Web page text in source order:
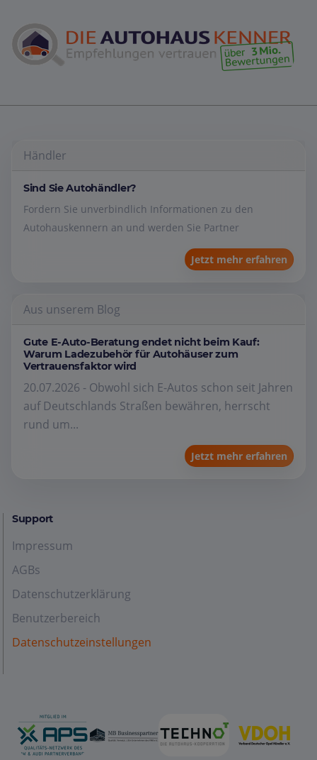
Händler
Sind Sie Autohändler?
Fordern Sie unverbindlich Informationen zu den
Autohauskennern an und werden Sie Partner
Jetzt mehr erfahren
Aus unserem Blog
Gute E-Auto-Beratung endet nicht beim Kauf:
Warum Ladezubehör für Autohäuser zum
Vertrauensfaktor wird
20.07.2026 - Obwohl sich E-Autos schon seit Jahren
auf Deutschlands Straßen bewähren, herrscht
rund um...
Jetzt mehr erfahren
Support
Impressum
AGBs
Datenschutzerklärung
Benutzerbereich
Datenschutzeinstellungen